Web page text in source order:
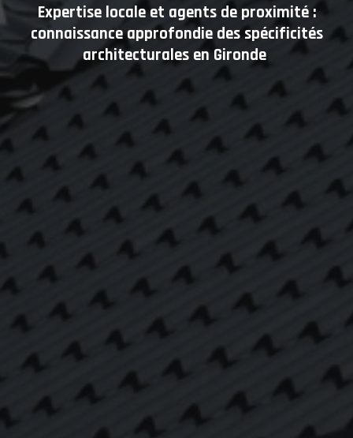
Expertise locale et agents de proximité :
connaissance approfondie des spécificités
architecturales en Gironde